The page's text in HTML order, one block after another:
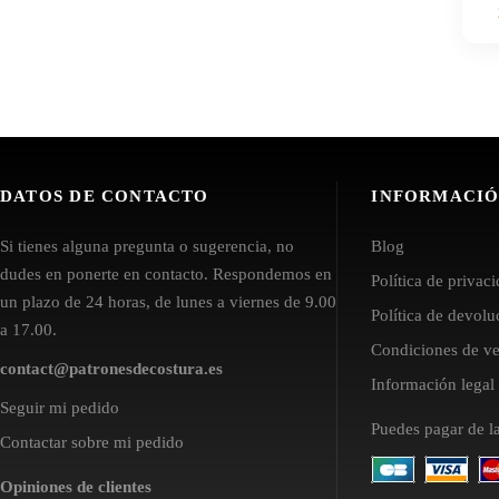
DATOS DE CONTACTO
Si tienes alguna pregunta o sugerencia, no
dudes en ponerte en contacto. Respondemos en
un plazo de 24 horas, de lunes a viernes de 9.00
a 17.00.
contact@patronesdecostura.es
Seguir mi pedido
Contactar sobre mi pedido
Opiniones de clientes
Blog
Política de
Política de
Condiciones de
Información legal
Puedes pagar de